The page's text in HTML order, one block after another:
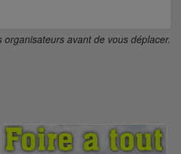
avant de vous déplacer.